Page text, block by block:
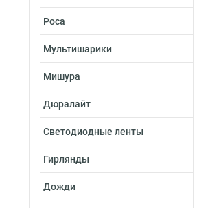
Роса
Мультишарики
Мишура
Дюралайт
Светодиодные ленты
Гирлянды
Дожди